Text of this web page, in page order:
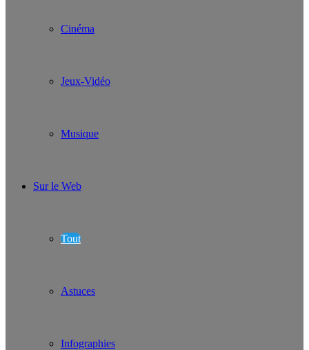
Cinéma
Jeux-Vidéo
Musique
Sur le Web
Tout
Astuces
Infographies